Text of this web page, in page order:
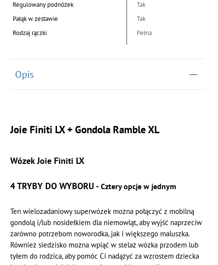
Regulowany podnóżek
Tak
Pałąk w zestawie
Tak
Rodzaj rączki
Pełna
Opis
Joie Finiti LX + Gondola Ramble XL
Wózek Joie Finiti LX
4 TRYBY DO WYBORU -Cztery opcje w jednym
Ten wielozadaniowy superwózek można połączyć z mobilną
gondolą i/lub nosidełkiem dla niemowląt, aby wyjść naprzeciw
zarówno potrzebom noworodka, jak i większego maluszka.
Również siedzisko można wpiąć w stelaż wózka przodem lub
tyłem do rodzica, aby pomóc Ci nadążyć za wzrostem dziecka